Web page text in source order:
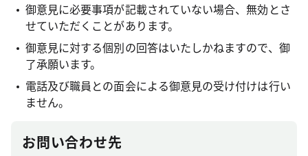
御意見に必要事項が記載されていない場合、無効とさ
せていただくことがあります。
御意見に対する個別の回答はいたしかねますので、御
了承願います。
電話及び職員との面会による御意見の受け付けは行い
ません。
お問い合わせ先